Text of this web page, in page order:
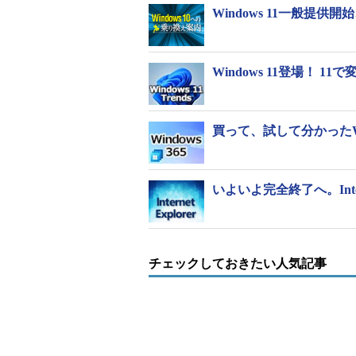
Windows 11一般提供開
Windows 11登場！ 11で
買って、試して分かっ
いよいよ完全終了へ。
チェックしておきたい人気記事